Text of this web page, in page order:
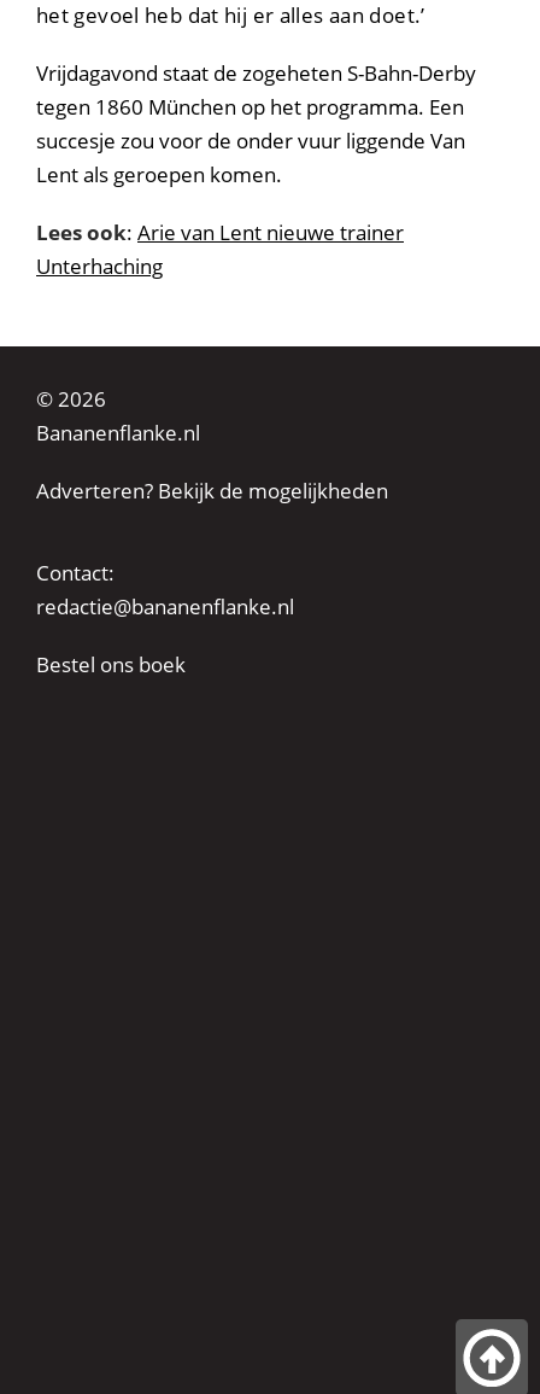
het gevoel heb dat hij er alles aan doet.’
Vrijdagavond staat de zogeheten S-Bahn-Derby
tegen 1860 München op het programma. Een
succesje zou voor de onder vuur liggende Van
Lent als geroepen komen.
Lees ook: Arie van Lent nieuwe trainer
Unterhaching
© 2026
Bananenflanke.nl
Adverteren? Bekijk de mogelijkheden
Contact:
redactie@bananenflanke.nl
Bestel ons boek